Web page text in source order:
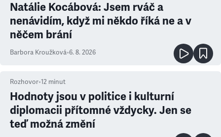
Natálie Kocábová: Jsem rváč a
nenávidím, když mi někdo říká ne a v
něčem brání
Barbora Kroužková•6. 8. 2026
Rozhovor•12 minut
Hodnoty jsou v politice i kulturní
diplomacii přítomné vždycky. Jen se
teď možná změní